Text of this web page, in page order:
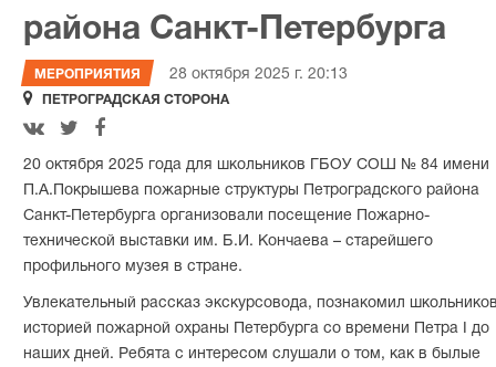
района Санкт-Петербурга
МЕРОПРИЯТИЯ 28 октября 2025 г. 20:13
 ПЕТРОГРАДСКАЯ СТОРОНА
  
20 октября 2025 года для школьников ГБОУ СОШ № 84 имени
П.А.Покрышева пожарные структуры Петроградского района
Санкт-Петербурга организовали посещение Пожарно-
технической выставки им. Б.И. Кончаева – старейшего
профильного музея в стране.
Увлекательный рассказ экскурсовода, познакомил
историей пожарной охраны Петербурга со времени Петра I до
наших дней. Ребята с интересом слушали о том, как в былые